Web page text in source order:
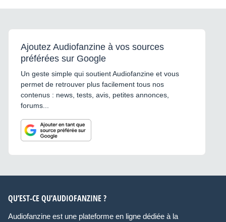
Ajoutez Audiofanzine à vos sources
préférées sur Google
Un geste simple qui soutient Audiofanzine et vous
permet de retrouver plus facilement tous nos
contenus : news, tests, avis, petites annonces,
forums...
QU’EST-CE QU’AUDIOFANZINE ?
Audiofanzine est une plateforme en ligne dédiée à la